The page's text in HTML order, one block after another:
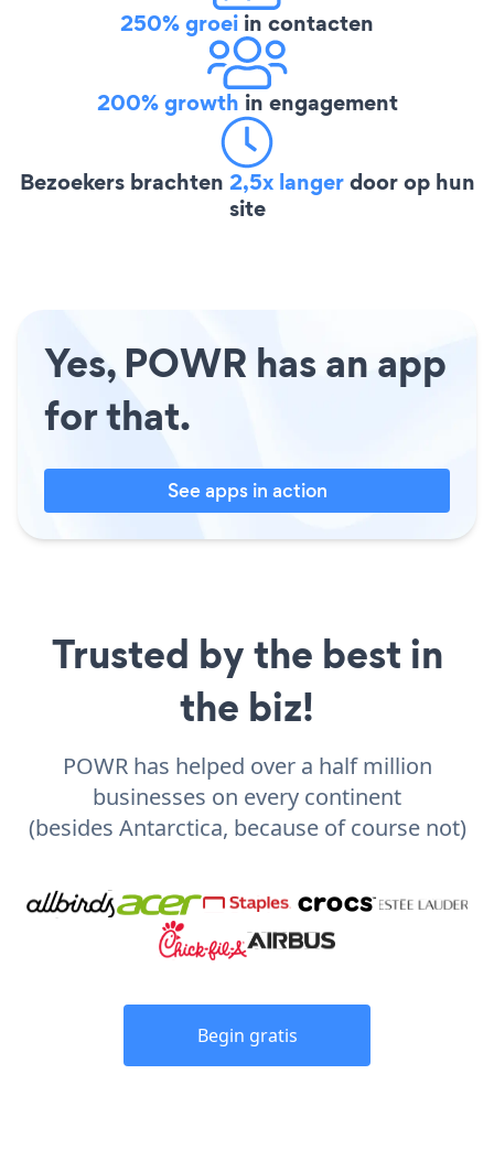
250% groei in contacten
200% growth in engagement
Bezoekers brachten 2,5x langerdoor op hun
site
Yes, POWR has an app
for that.
See apps in action
Trusted by the best in
the biz!
POWR has helped over a half million
businesses on every continent
(besides Antarctica, because of course not)
Begin gratis